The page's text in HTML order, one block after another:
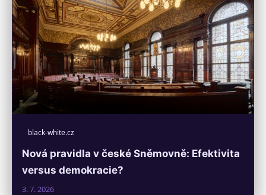
black-white.cz
Nová pravidla v české Sněmovně: Efektivita
versus demokracie?
3. 7. 2026